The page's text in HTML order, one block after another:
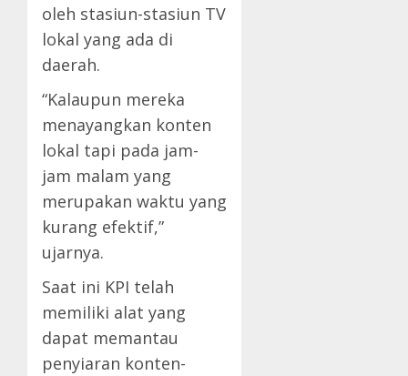
oleh stasiun-stasiun TV
lokal yang ada di
daerah.
“Kalaupun mereka
menayangkan konten
lokal tapi pada jam-
jam malam yang
merupakan waktu yang
kurang efektif,”
ujarnya.
Saat ini KPI telah
memiliki alat yang
dapat memantau
penyiaran konten-